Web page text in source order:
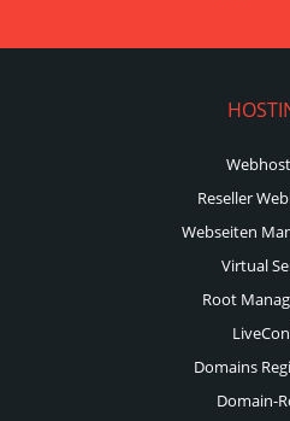
Reseller
Webseiten
Virtual
Root
Domains
Domain-